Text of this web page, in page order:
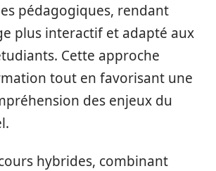
pédagogiques, rendant
plus interactif et adapté aux
Cette approche
tout en favorisant une
des enjeux du
hybrides, combinant